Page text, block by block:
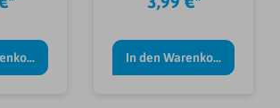
In den Warenkorb